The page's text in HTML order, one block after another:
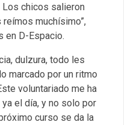
Los chicos salieron
muchísimo”,
en D-Espacio.
dulzura, todo les
marcado por un ritmo
voluntariado me ha
el día, y no solo por
curso se da la